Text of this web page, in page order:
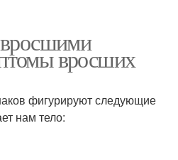
вросшими
вросших
фигурируют следующие
нам тело: